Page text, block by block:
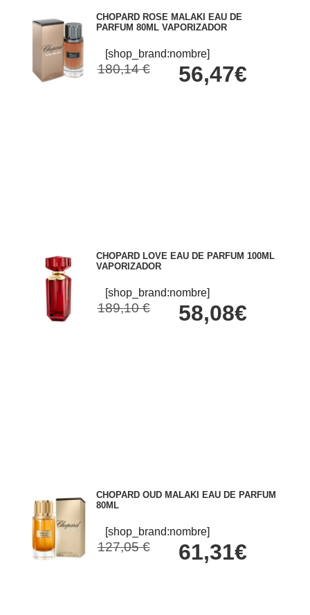
CHOPARD ROSE MALAKI EAU DE
PARFUM 80ML VAPORIZADOR
[shop_brand:nombre]
180,14 € 56,47€
CHOPARD LOVE EAU DE PARFUM 100ML
VAPORIZADOR
[shop_brand:nombre]
189,10 € 58,08€
CHOPARD OUD MALAKI EAU DE PARFUM
80ML
[shop_brand:nombre]
127,05 € 61,31€